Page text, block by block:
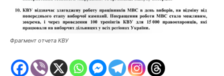
Фрагмент отчета КВУ